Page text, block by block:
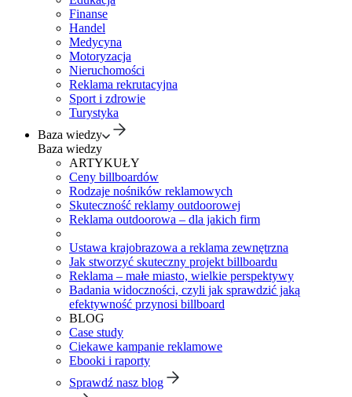
Finanse
Handel
Medycyna
Motoryzacja
Nieruchomości
Reklama rekrutacyjna
Sport i zdrowie
Turystyka
Baza wiedzy
Baza wiedzy
ARTYKUŁY
Ceny billboardów
Rodzaje nośników reklamowych
Skuteczność reklamy outdoorowej
Reklama outdoorowa – dla jakich firm
Ustawa krajobrazowa a reklama zewnętrzna
Jak stworzyć skuteczny projekt billboardu
Reklama – małe miasto, wielkie perspektywy
Badania widoczności, czyli jak sprawdzić jaką
efektywność przynosi billboard
BLOG
Case study
Ciekawe kampanie reklamowe
Ebooki i raporty
Sprawdź nasz blog